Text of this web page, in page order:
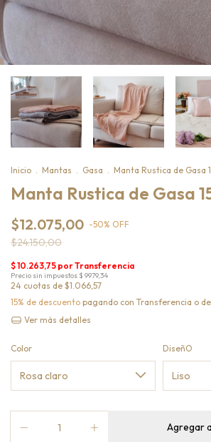
Inicio . Mantas . Gasa . Manta Rustica de Gasa
Manta Rustica de Gasa
$12.075,00 -50% OFF
$24.150,00
24 cuotas de $1.066,57
15% de descuento pagando con Transferencia o
Ver más detalles
Color DiseñO